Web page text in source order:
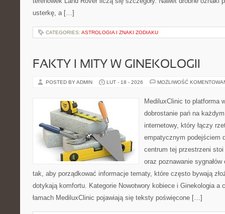
usterkę, a […]
CATEGORIES: ASTROLOGIA I ZNAKI ZODIAKU
FAKTY I MITY W GINEKOLOGII
POSTED BY ADMIN LUT - 18 - 2026 MOŻLIWOŚĆ
MediluxClinic to platforma
dobrostanie pań na
internetowy, który łączy
empatycznym podejściem
centrum tej przestrzeni
oraz poznawanie
tak, aby porządkować informacje tematy, które często bywają
dotykają komfortu. Kategorie Nowotwory kobiece i Ginekologia a
łamach MediluxClinic pojawiają się teksty poświęcone […]